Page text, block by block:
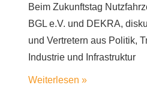
Beim Zukunftstag
BGL e.V. und DEKRA,
und Vertretern aus Politik,
Industrie und Infrastruktur
Weiterlesen »